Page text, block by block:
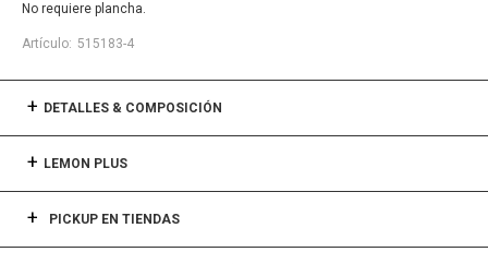
No requiere plancha.
515183-4
DETALLES & COMPOSICIÓN
LEMON PLUS
PICKUP EN TIENDAS